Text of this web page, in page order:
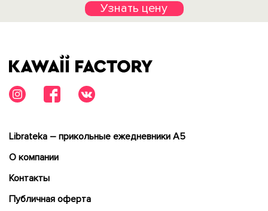
Узнать цену
Librateka – прикольные ежедневники А5
О компании
Контакты
Публичная оферта